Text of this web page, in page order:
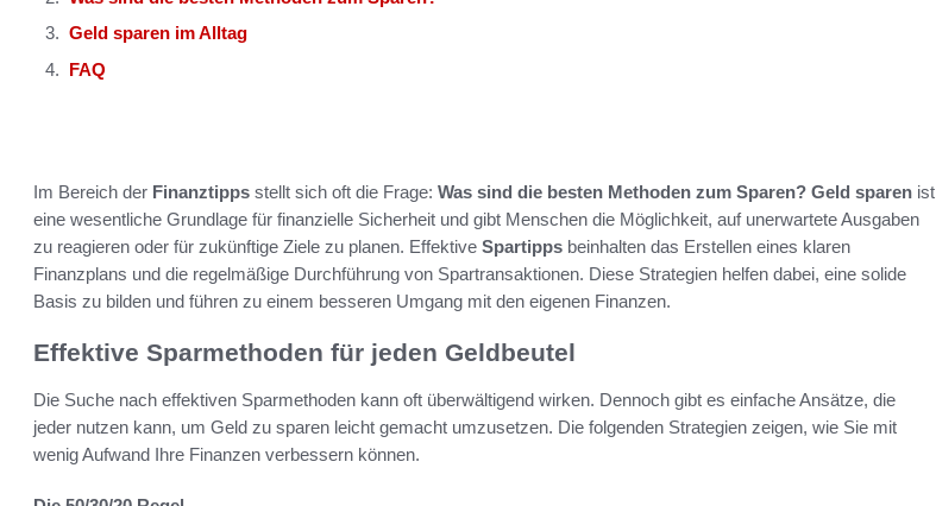
Geld sparen im Alltag
FAQ
Im Bereich der Finanztipps stellt sich oft die Frage: Was sind die besten Methoden zum Sparen? Geld sparen ist
eine wesentliche Grundlage für finanzielle Sicherheit und gibt Menschen die Möglichkeit, auf unerwartete Ausgaben
zu reagieren oder für zukünftige Ziele zu planen. Effektive Spartipps beinhalten das Erstellen eines klaren
Finanzplans und die regelmäßige Durchführung von Spartransaktionen. Diese Strategien helfen dabei, eine solide
Basis zu bilden und führen zu einem besseren Umgang mit den eigenen Finanzen.
Effektive Sparmethoden für jeden Geldbeutel
Die Suche nach effektiven Sparmethoden kann oft überwältigend wirken. Dennoch gibt es einfache Ansätze, die
jeder nutzen kann, um Geld zu sparen leicht gemacht umzusetzen. Die folgenden Strategien zeigen, wie Sie mit
wenig Aufwand Ihre Finanzen verbessern können.